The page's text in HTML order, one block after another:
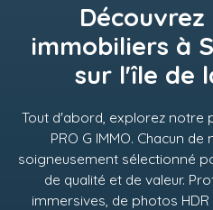
immobiliers à
sur l'île de
Tout d'abord, explorez notre
PRO G IMMO. Chacun de
soigneusement sélectionné
de qualité et de valeur.
immersives, de photos